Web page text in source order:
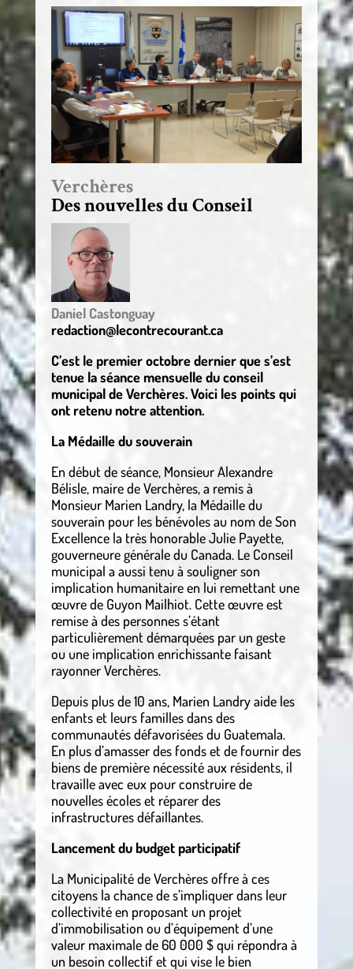
Verchères
Des nouvelles du Conseil
Daniel Castonguay
redaction@lecontrecourant.ca
C’est le premier octobre dernier que s’est
tenue la séance mensuelle du conseil
municipal de Verchères. Voici les points qui
ont retenu notre attention.
La Médaille du souverain
En début de séance, Monsieur Alexandre
Bélisle, maire de Verchères, a remis à
Monsieur Marien Landry, la Médaille du
souverain pour les bénévoles au nom de Son
Excellence la très honorable Julie Payette,
gouverneure générale du Canada. Le Conseil
municipal a aussi tenu à souligner son
implication humanitaire en lui remettant une
œuvre de Guyon Mailhiot. Cette œuvre est
remise à des personnes s’étant
particulièrement démarquées par un geste
ou une implication enrichissante faisant
rayonner Verchères.
Depuis plus de 10 ans, Marien Landry aide les
enfants et leurs familles dans des
communautés défavorisées du Guatemala.
En plus d’amasser des fonds et de fournir des
biens de première nécessité aux résidents, il
travaille avec eux pour construire de
nouvelles écoles et réparer des
infrastructures défaillantes.
Lancement du budget participatif
La Municipalité de Verchères offre à ces
citoyens la chance de s’impliquer dans leur
collectivité en proposant un projet
d’immobilisation ou d’équipement d’une
valeur maximale de 60 000 $ qui répondra à
un besoin collectif et qui vise le bien